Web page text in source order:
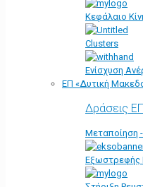
Κεφάλαιο
Clusters
Ενίσχυση
ΕΠ «Δυτική
Δράσεις
Μεταποίηση
Εξωστρεφής